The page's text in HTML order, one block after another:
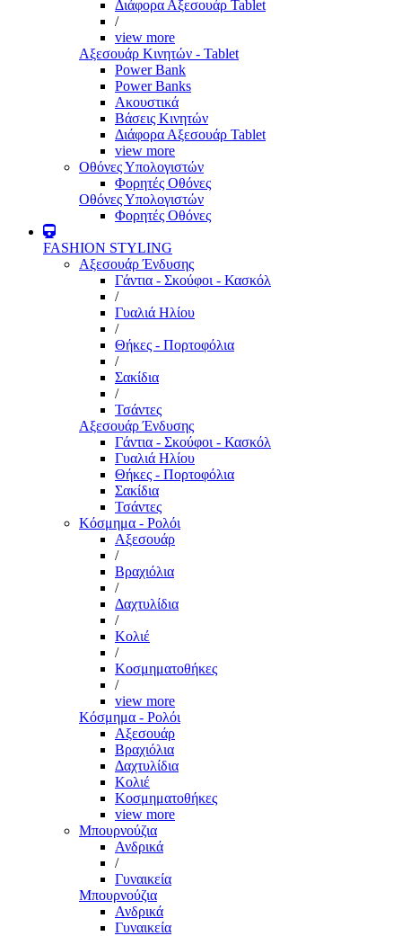
Διάφορα Αξεσουάρ Tablet
/
view more
Αξεσουάρ Κινητών - Tablet
Power Bank
Power Banks
Ακουστικά
Βάσεις Κινητών
Διάφορα Αξεσουάρ Tablet
view more
Οθόνες Υπολογιστών
Φορητές Οθόνες
Οθόνες Υπολογιστών
Φορητές Οθόνες
FASHION STYLING
Αξεσουάρ Ένδυσης
Γάντια - Σκούφοι - Κασκόλ
/
Γυαλιά Ηλίου
/
Θήκες - Πορτοφόλια
/
Σακίδια
/
Τσάντες
Αξεσουάρ Ένδυσης
Γάντια - Σκούφοι - Κασκόλ
Γυαλιά Ηλίου
Θήκες - Πορτοφόλια
Σακίδια
Τσάντες
Κόσμημα - Ρολόι
Αξεσουάρ
/
Βραχιόλια
/
Δαχτυλίδια
/
Κολιέ
/
Κοσμηματοθήκες
/
view more
Κόσμημα - Ρολόι
Αξεσουάρ
Βραχιόλια
Δαχτυλίδια
Κολιέ
Κοσμηματοθήκες
view more
Μπουρνούζια
Ανδρικά
/
Γυναικεία
Μπουρνούζια
Ανδρικά
Γυναικεία